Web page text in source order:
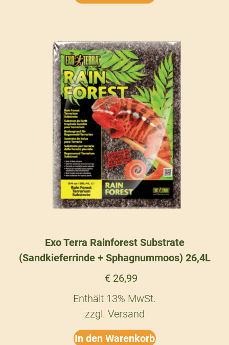
Exo Terra Rainforest Substrate
(Sandkieferrinde + Sphagnummoos) 26,4L
€26,99
Enthält 13% MwSt.
zzgl. Versand
In den Warenkorb